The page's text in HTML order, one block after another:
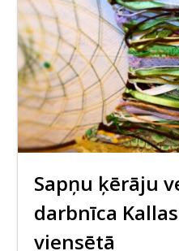
Sapņu ķērāju
darbnīca
viensētā